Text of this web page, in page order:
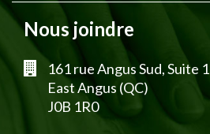
Nous joindre
161 rue Angus Sud, Suite 1
East Angus (QC)
J0B 1R0